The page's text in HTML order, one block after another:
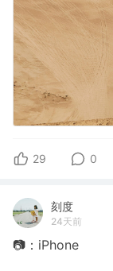
29 0
刻度
24天前
📷：iPhone